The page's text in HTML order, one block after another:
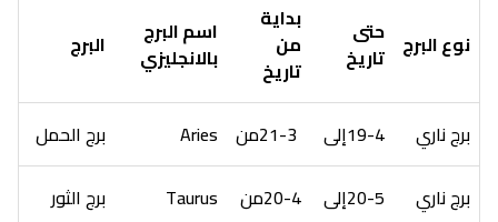
نوع البرج حتى
تاريخ
بداية
من
تاريخ
اسم البرج
بالانجليزي
البرج
برج ناري 19-4إلى Aries
برج الحمل
برج ناري
20-5إلى 20-4من Taurus
برج الثور